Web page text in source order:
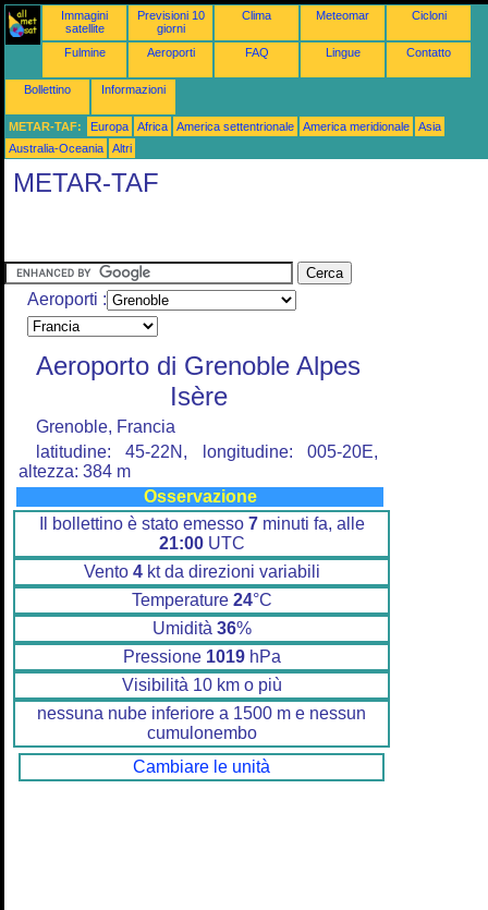
Immagini
satellite
Previsioni 10
giorni
Clima Meteomar Cicloni
Fulmine Aeroporti FAQ Lingue Contatto
Bollettino Informazioni
METAR-TAF: Europa Africa America settentrionale America meridionale
Asia
Australia-Oceania
Altri
METAR-TAF
Aeroporti :
Aeroporto di Grenoble Alpes
Isère
Grenoble, Francia
latitudine: 45-22N, longitudine: 005-20E,
altezza: 384 m
Osservazione
Il bollettino è stato emesso 7minuti fa, alle
21:00UTC
Vento 4kt da direzioni variabili
Temperature 24°C
Umidità 36%
Pressione 1019hPa
Visibilità 10 km o più
nessuna nube inferiore a 1500 m e nessun
cumulonembo
Cambiare le unità